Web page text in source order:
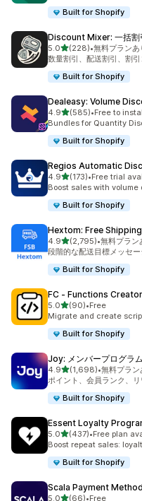
Built for Shopify
Discount Mixer: 一括割
5.05つ星中
(228)
合計レビュー数：228件
•無料プランあ
数量割引、配送割引、割
Built for Shopify
Dealeasy: Volume
4.95つ星中
(585)
合計レビュー数：585件
•Free to
Bundles for Quantity
Built for Shopify
Regios Automatic
4.95つ星中
(173)
合計レビュー数：173件
•Free trial
Boost sales with
Built for Shopify
Hextom: Free
4.95つ星中
(2,795)
合計レビュー数：2795件
•無料プラン
段階的な配送目標メッセ
Built for Shopify
FC ‑ Functions
5.05つ星中
(90)
合計レビュー数：90件
•Free
Migrate and create
Built for Shopify
Joy: メンバープログラ
4.95つ星中
(1,698)
合計レビュー数：1698件
•無料プラン
ポイント、会員ランク、
Built for Shopify
Essent Loyalty
5.05つ星中
(437)
合計レビュー数：437件
•Free plan
Boost repeat sales:
Built for Shopify
Scala Payment
5.05つ星中
(66)•Free